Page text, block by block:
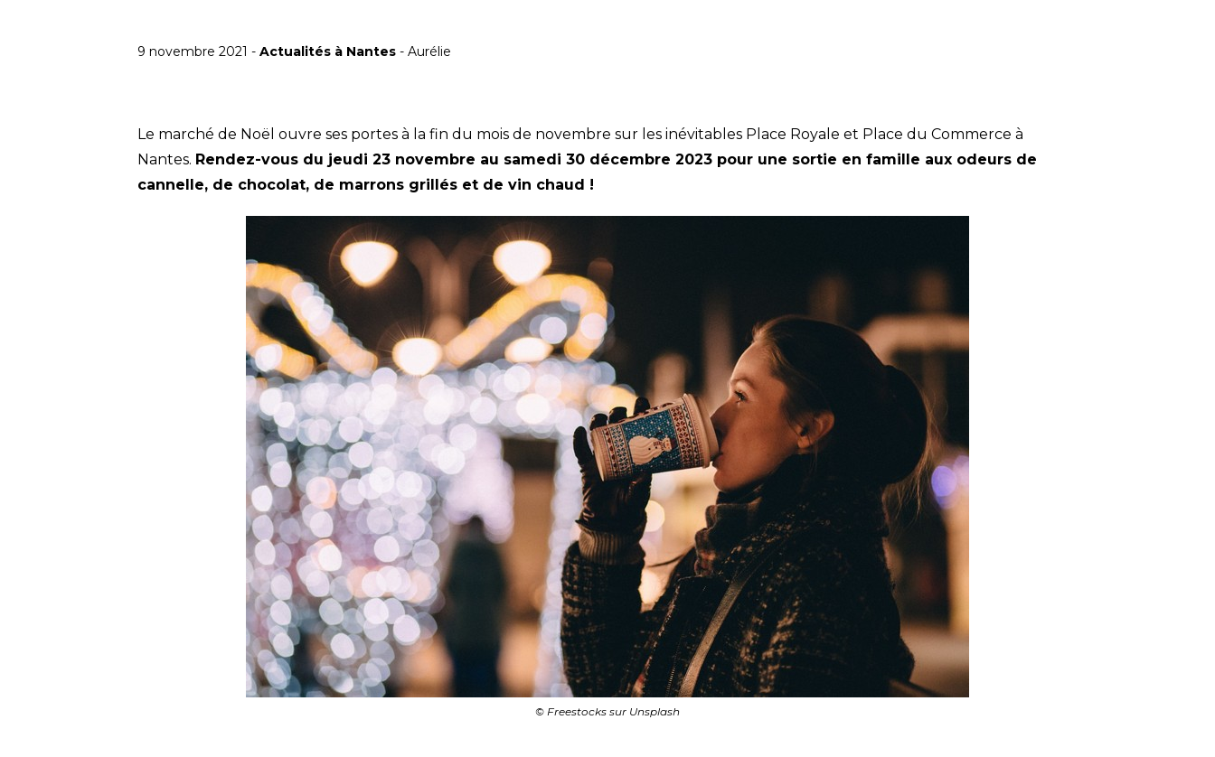
9 novembre 2021 - Actualités à Nantes - Aurélie
Le marché de Noël ouvre ses portes à la fin du mois de novembre sur les inévitables Place Royale et Place du Commerce à
Nantes. Rendez-vous du jeudi 23 novembre au samedi 30 décembre 2023 pour une sortie en famille aux odeurs de
cannelle, de chocolat, de marrons grillés et de vin chaud !
© Freestocks sur Unsplash